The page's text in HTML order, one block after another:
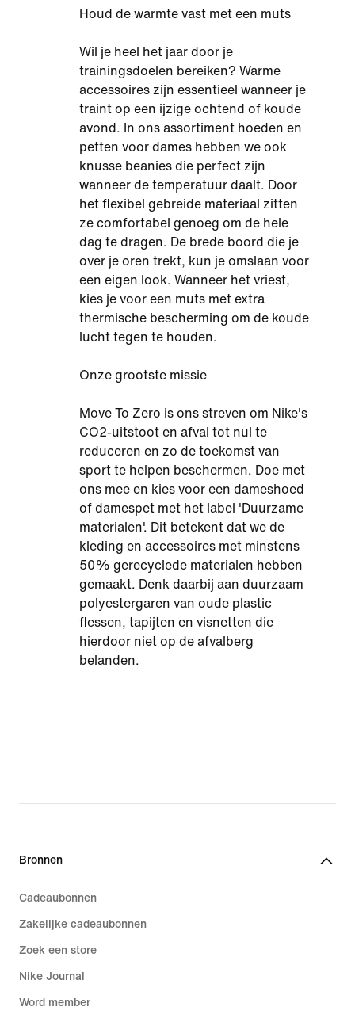
Houd de warmte vast met een muts
Wil je heel het jaar door je
trainingsdoelen bereiken? Warme
accessoires zijn essentieel wanneer je
traint op een ijzige ochtend of koude
avond. In ons assortiment hoeden en
petten voor dames hebben we ook
knusse beanies die perfect zijn
wanneer de temperatuur daalt. Door
het flexibel gebreide materiaal zitten
ze comfortabel genoeg om de hele
dag te dragen. De brede boord die je
over je oren trekt, kun je omslaan voor
een eigen look. Wanneer het vriest,
kies je voor een muts met extra
thermische bescherming om de koude
lucht tegen te houden.
Onze grootste missie
Move To Zero is ons streven om Nike's
CO2-uitstoot en afval tot nul te
reduceren en zo de toekomst van
sport te helpen beschermen. Doe met
ons mee en kies voor een dameshoed
of damespet met het label 'Duurzame
materialen'. Dit betekent dat we de
kleding en accessoires met minstens
50% gerecyclede materialen hebben
gemaakt. Denk daarbij aan duurzaam
polyestergaren van oude plastic
flessen, tapijten en visnetten die
hierdoor niet op de afvalberg
belanden.
Bronnen
Cadeaubonnen
Zakelijke cadeaubonnen
Zoek een store
Nike Journal
Word member